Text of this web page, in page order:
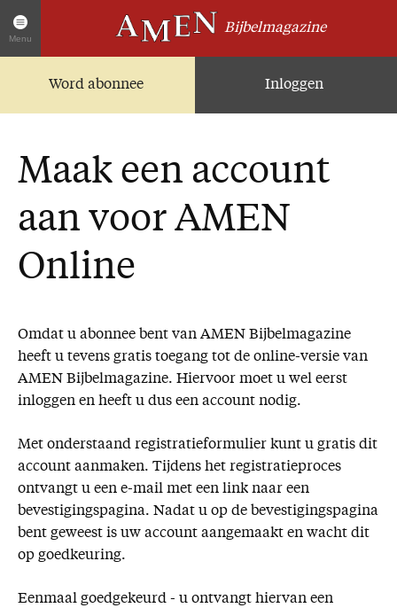
Menu
Bijbelmagazine
Word abonnee Inloggen
Artikelen
Zoek in alle artikelen
Facebook
Over AMEN
Geschenkabonnement
Proefnummer AMEN
Steun AMEN
Service
Adreswijziging
Nabestellen
Vragen en opmerkingen
En verder
Maak een account
aan voor AMEN
Online
Omdat u abonnee bent van AMEN Bijbelmagazine
heeft u tevens gratis toegang tot de online-versie van
AMEN Bijbelmagazine. Hiervoor moet u wel eerst
inloggen en heeft u dus een account nodig.
Met onderstaand registratieformulier kunt u gratis dit
account aanmaken. Tijdens het registratieproces
ontvangt u een e-mail met een link naar een
bevestigingspagina. Nadat u op de bevestigingspagina
bent geweest is uw account aangemaakt en wacht dit
op goedkeuring.
Eenmaal goedgekeurd - u ontvangt hiervan een